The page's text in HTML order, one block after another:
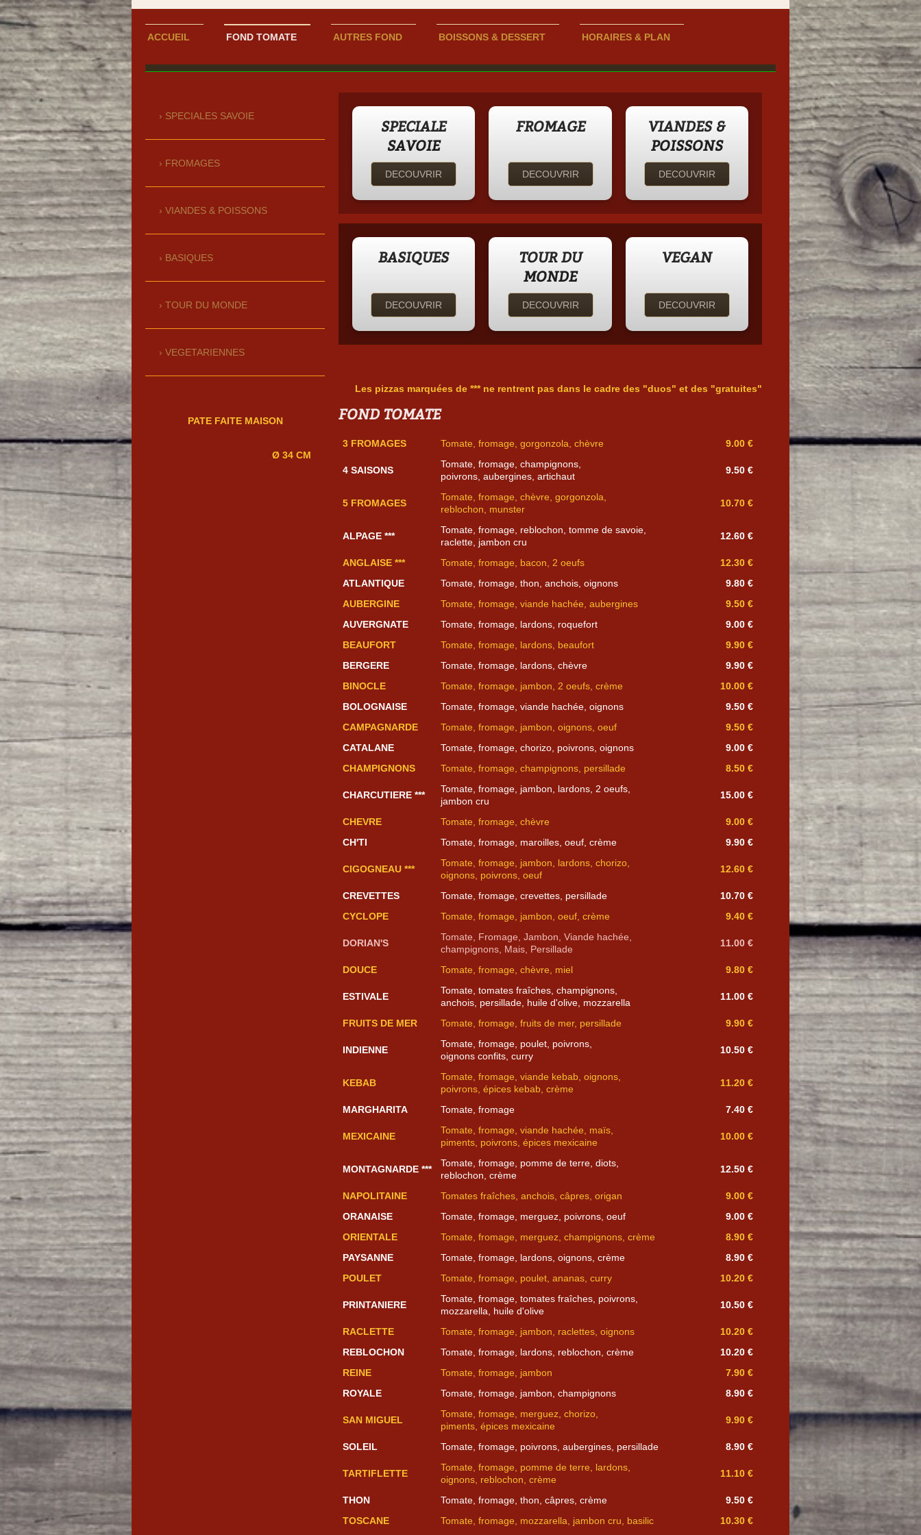
ACCUEIL FOND TOMATE AUTRES FOND BOISSONS & DESSERT HORAIRES & PLAN
SPECIALE
SAVOIE
DECOUVRIR
FROMAGE
DECOUVRIR
VIANDES &
POISSONS
DECOUVRIR
BASIQUES
DECOUVRIR
TOUR DU
MONDE
DECOUVRIR
VEGAN
DECOUVRIR
Les pizzas marquées de *** ne rentrent pas dans le cadre des "duos" et des "gratuites"
FOND TOMATE
3 FROMAGES Tomate, fromage, gorgonzola, chèvre 9.00 €
4 SAISONS
Tomate, fromage, champignons,
poivrons, aubergines, artichaut
9.50 €
5 FROMAGES
Tomate, fromage, chèvre, gorgonzola,
reblochon, munster
10.70 €
ALPAGE ***
Tomate, fromage, reblochon, tomme de savoie,
raclette, jambon cru
12.60 €
ANGLAISE *** Tomate, fromage, bacon, 2 oeufs
12.30 €
ATLANTIQUE
Tomate, fromage, thon, anchois, oignons
9.80 €
AUBERGINE
Tomate, fromage, viande hachée, aubergines
9.50 €
AUVERGNATE
Tomate, fromage, lardons, roquefort
9.00 €
BEAUFORT
Tomate, fromage, lardons, beaufort
9.90 €
BERGERE
Tomate, fromage, lardons, chèvre
9.90 €
BINOCLE
Tomate, fromage, jambon, 2 oeufs, crème
10.00 €
BOLOGNAISE
Tomate, fromage, viande hachée, oignons
9.50 €
CAMPAGNARDE
Tomate, fromage, jambon, oignons, oeuf
9.50 €
CATALANE
Tomate, fromage, chorizo, poivrons, oignons
9.00 €
CHAMPIGNONS
Tomate, fromage, champignons, persillade 8.50 €
CHARCUTIERE ***
Tomate, fromage, jambon, lardons, 2 oeufs,
jambon cru
15.00 €
CHEVRE Tomate, fromage, chèvre
9.00 €
CH'TI
Tomate, fromage, maroilles, oeuf, crème 9.90 €
CIGOGNEAU ***
Tomate, fromage, jambon, lardons, chorizo,
oignons, poivrons, oeuf
12.60 €
CREVETTES Tomate, fromage, crevettes, persillade
10.70 €
CYCLOPE
Tomate, fromage, jambon, oeuf, crème 9.40 €
DORIAN'S
Tomate, Fromage, Jambon, Viande hachée,
champignons, Mais, Persillade
11.00 €
DOUCE Tomate, fromage, chèvre, miel 9.80 €
ESTIVALE
Tomate, tomates fraîches, champignons,
anchois, persillade, huile d'olive, mozzarella
11.00 €
FRUITS DE MER Tomate, fromage, fruits de mer, persillade 9.90 €
INDIENNE
Tomate, fromage, poulet, poivrons,
oignons confits, curry
10.50 €
KEBAB
Tomate, fromage, viande kebab, oignons,
poivrons, épices kebab, crème
11.20 €
MARGHARITA Tomate, fromage 7.40 €
MEXICAINE
Tomate, fromage, viande hachée, maïs,
piments, poivrons, épices mexicaine
10.00 €
MONTAGNARDE ***
Tomate, fromage, pomme de terre, diots,
reblochon, crème
12.50 €
NAPOLITAINE Tomates fraîches, anchois, câpres, origan
9.00 €
ORANAISE
Tomate, fromage, merguez, poivrons, oeuf
9.00 €
ORIENTALE
Tomate, fromage, merguez, champignons, crème
8.90 €
PAYSANNE
Tomate, fromage, lardons, oignons, crème
8.90 €
POULET
Tomate, fromage, poulet, ananas, curry 10.20 €
PRINTANIERE
Tomate, fromage, tomates fraîches, poivrons,
mozzarella, huile d'olive
10.50 €
RACLETTE Tomate, fromage, jambon, raclettes, oignons
10.20 €
REBLOCHON
Tomate, fromage, lardons, reblochon, crème
10.20 €
REINE
Tomate, fromage, jambon
7.90 €
ROYALE
Tomate, fromage, jambon, champignons 8.90 €
SAN MIGUEL
Tomate, fromage, merguez, chorizo,
piments, épices mexicaine
9.90 €
SOLEIL Tomate, fromage, poivrons, aubergines, persillade 8.90 €
TARTIFLETTE
Tomate, fromage, pomme de terre, lardons,
oignons, reblochon, crème
11.10 €
THON Tomate, fromage, thon, câpres, crème
9.50 €
TOSCANE
Tomate, fromage, mozzarella, jambon cru, basilic 10.30 €
SPECIALES SAVOIE
FROMAGES
VIANDES & POISSONS
BASIQUES
TOUR DU MONDE
VEGETARIENNES
PATE FAITE MAISON
Ø 34 CM